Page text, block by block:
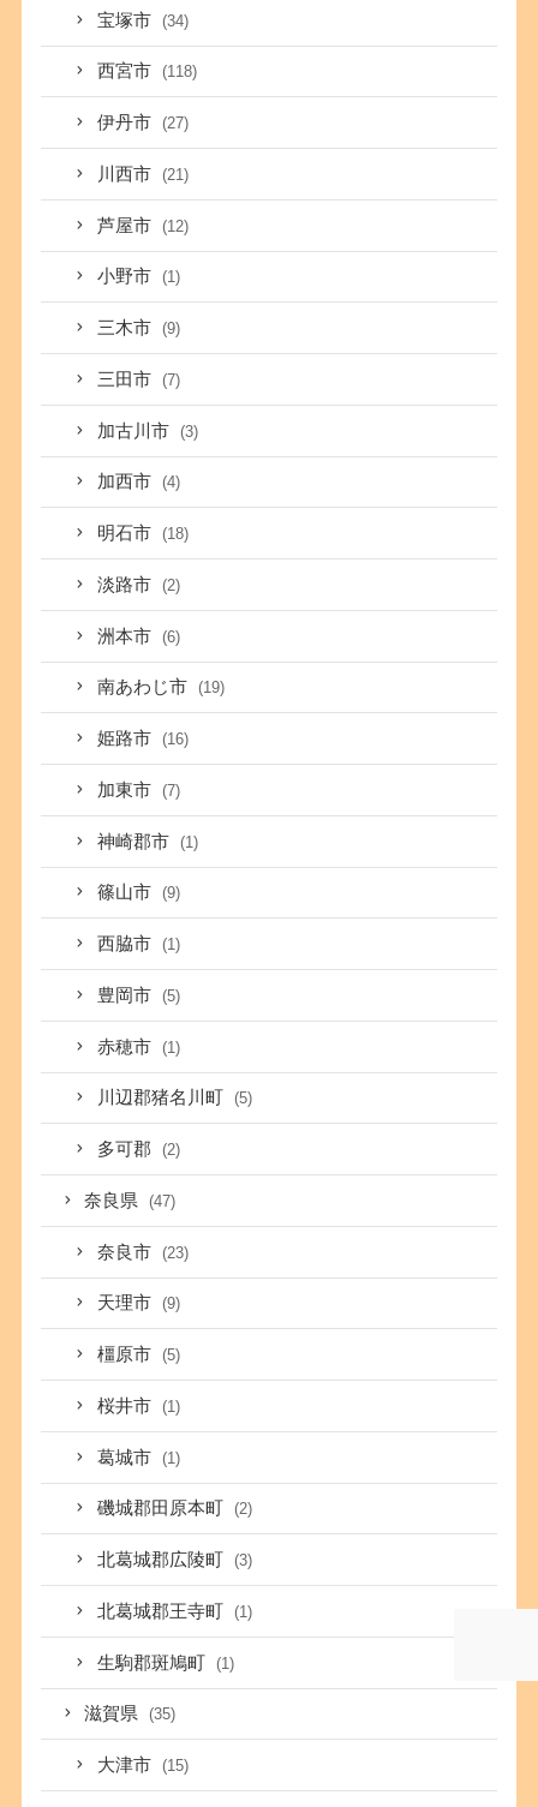
宝塚市 (34)
西宮市 (118)
伊丹市 (27)
川西市 (21)
芦屋市 (12)
小野市 (1)
三木市 (9)
三田市 (7)
加古川市 (3)
加西市 (4)
明石市 (18)
淡路市 (2)
洲本市 (6)
南あわじ市 (19)
姫路市 (16)
加東市 (7)
神崎郡市 (1)
篠山市 (9)
西脇市 (1)
豊岡市 (5)
赤穂市 (1)
川辺郡猪名川町 (5)
多可郡 (2)
奈良県 (47)
奈良市 (23)
天理市 (9)
橿原市 (5)
桜井市 (1)
葛城市 (1)
磯城郡田原本町 (2)
北葛城郡広陵町 (3)
北葛城郡王寺町 (1)
生駒郡斑鳩町 (1)
滋賀県 (35)
大津市 (15)